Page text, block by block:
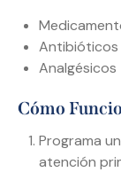
Antibióticos
Analgésicos
Cómo
Programa
atención